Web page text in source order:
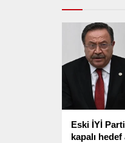
Eski İYİ
kapalı